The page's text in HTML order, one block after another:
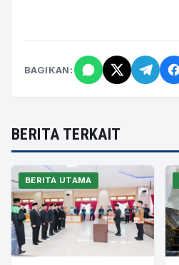
BAGIKAN:
BERITA TERKAIT
BERITA UTAMA